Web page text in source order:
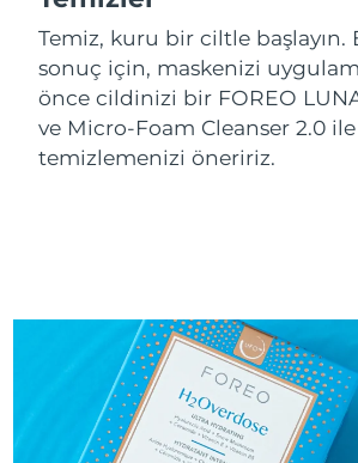
Temiz, kuru bir ciltle başlayın.
sonuç için, maskenizi
önce cildinizi bir FOREO
ve Micro-Foam Cleanser 2.0 ile
temizlemenizi öneririz.